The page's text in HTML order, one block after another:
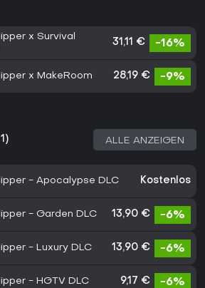
x Survival
31,11 € -16%
x MakeRoom 28,19 € -9%
ALLE ANZEIGEN
- Apocalypse DLC Kostenlos
- Garden DLC 13,90 € -6%
- Luxury DLC 13,90 € -6%
- HGTV DLC 9,17 € -6%